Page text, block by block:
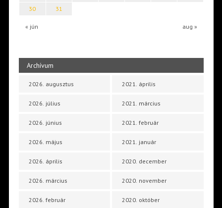
« jún aug »
30
31
Archívum
2026. augusztus
2026. július
2026. június
2026. május
2026. április
2026. március
2026. február
2021. április
2021. március
2021. február
2021. január
2020. december
2020. november
2020. október